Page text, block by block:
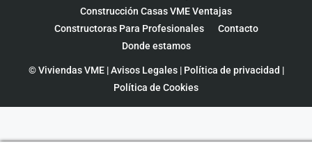
Construcción Casas VME Ventajas
Constructoras Para Profesionales
Contacto
Donde estamos
© Viviendas VME |Avisos Legales| Política de privacidad |
Política de Cookies